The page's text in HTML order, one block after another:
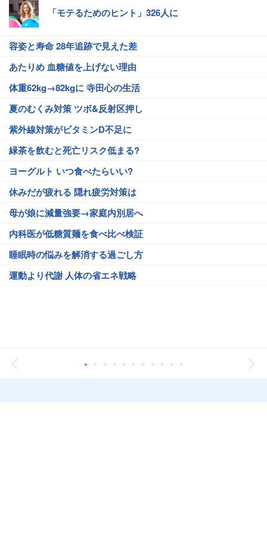
「モテるためのヒント」326人に
容姿と寿命 28年追跡で見えた差
あたりめ 血糖値を上げない理由
体重62kg→82kgに 寺田心の生活
夏のむくみ対策 ツボ&反射区押し
紫外線対策がビタミンD不足に
緑茶を飲むと死亡リスク低まる?
ヨーグルト いつ食べたらいい?
休みだが疲れる 隠れ疲労対策は
母が娘に減量強要→家庭内別居へ
内科医が低糖質麺を食べ比べ検証
睡眠時の悩みを解消する過ごし方
運動より代謝 人体の省エネ戦略